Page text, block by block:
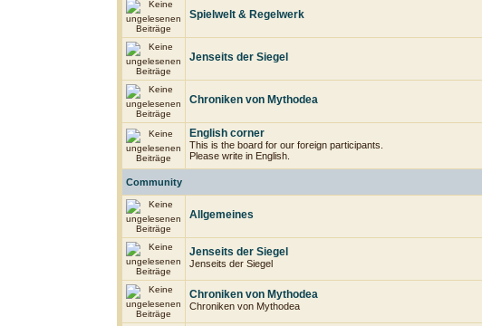
Spielwelt & Regelwerk
Jenseits der Siegel
Chroniken von Mythodea
English corner
This is the board for our foreign participants.
Please write in English.
Community
Allgemeines
Jenseits der Siegel
Jenseits der Siegel
Chroniken von Mythodea
Chroniken von Mythodea